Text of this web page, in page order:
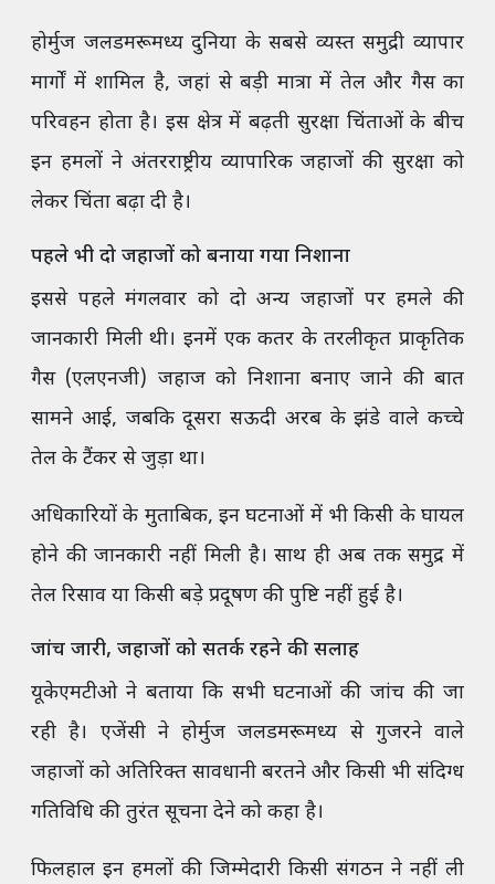
होर्मुज जलडमरूमध्य दुनिया के सबसे व्यस्त समुद्री व्यापार
मार्गों में शामिल है, जहां से बड़ी मात्रा में तेल और गैस का
परिवहन होता है। इस क्षेत्र में बढ़ती सुरक्षा चिंताओं के बीच
इन हमलों ने अंतरराष्ट्रीय व्यापारिक जहाजों की सुरक्षा को
लेकर चिंता बढ़ा दी है।
पहले भी दो जहाजों को बनाया गया निशाना
इससे पहले मंगलवार को दो अन्य जहाजों पर हमले की
जानकारी मिली थी। इनमें एक कतर के तरलीकृत प्राकृतिक
गैस (एलएनजी) जहाज को निशाना बनाए जाने की बात
सामने आई, जबकि दूसरा सऊदी अरब के झंडे वाले कच्चे
तेल के टैंकर से जुड़ा था।
अधिकारियों के मुताबिक, इन घटनाओं में भी किसी के घायल
होने की जानकारी नहीं मिली है। साथ ही अब तक समुद्र में
तेल रिसाव या किसी बड़े प्रदूषण की पुष्टि नहीं हुई है।
जांच जारी, जहाजों को सतर्क रहने की सलाह
यूकेएमटीओ ने बताया कि सभी घटनाओं की जांच की जा
रही है। एजेंसी ने होर्मुज जलडमरूमध्य से गुजरने वाले
जहाजों को अतिरिक्त सावधानी बरतने और किसी भी संदिग्ध
गतिविधि की तुरंत सूचना देने को कहा है।
फिलहाल इन हमलों की जिम्मेदारी किसी संगठन ने नहीं ली